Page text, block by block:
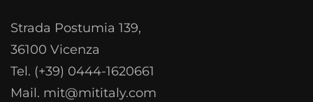
Strada Postumia 139,
36100 Vicenza
Tel. (+39) 0444-1620661
Mail. mit@mititaly.com